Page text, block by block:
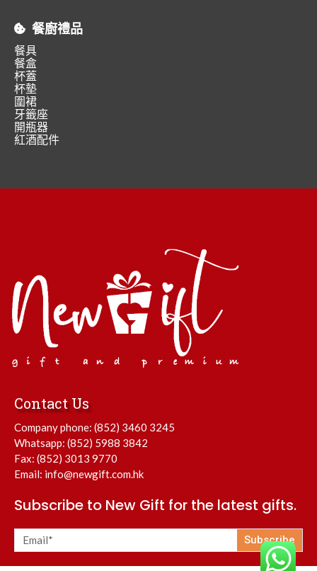
餐廚禮品
餐具
餐盒
杯蓋
杯墊
圍裙
牙籤座
開瓶器
紅酒配件
Contact Us
Company phone: (852) 3460 3245
Whatsapp: (852) 5988 3842
Fax: (852) 3013 9770
Email: info@newgift.com.hk
Subscribe to New Gift for the latest gifts.
Subscribe